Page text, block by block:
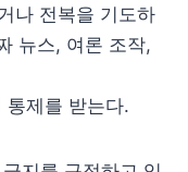
나 전복을 기도하
뉴스, 여론 조작,
통제를 받는다.